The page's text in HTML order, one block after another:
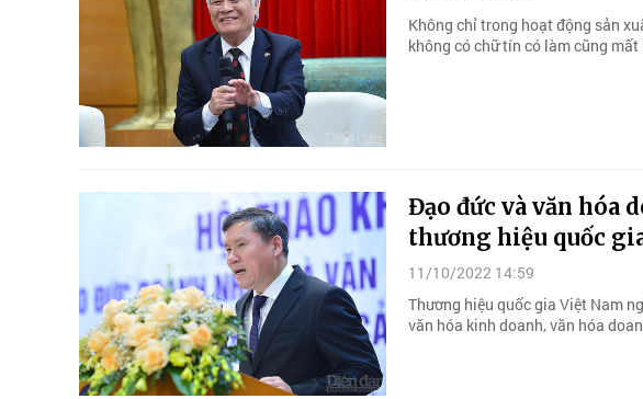
Không chỉ trong hoạt động sản
không có chữ tín có làm cũng
Đạo đức và văn hóa
thương hiệu quốc
11/10/2022 14:59
Thương hiệu quốc gia Việt Nam
văn hóa kinh doanh, văn hóa